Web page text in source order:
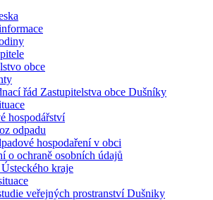
obce
řád Zastupitelstva obce Dušníky
hospodářství
odpadu
hospodaření v obci
o ochraně osobních údajů
kraje
veřejných prostranství Dušniky